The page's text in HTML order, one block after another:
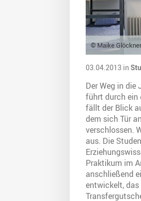
© Maike Glöckner
03.04.2013 in
Der Weg in
führt durch ein
fällt der Blick
dem sich Tür
verschlossen.
aus. Die
Praktikum im
anschließend
entwickelt,